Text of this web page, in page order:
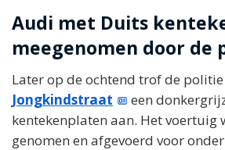
Audi met Duits
meegenomen door de
Later op de ochtend trof de politie
Jongkindstraat
een
kentekenplaten aan. Het voertuig
genomen en afgevoerd voor